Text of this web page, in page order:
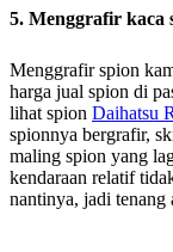
5. Menggrafir kaca
Menggrafir spion
harga jual spion di
lihat spion Daihatsu
spionnya bergrafir,
maling spion yang
kendaraan relatif
nantinya, jadi tenang